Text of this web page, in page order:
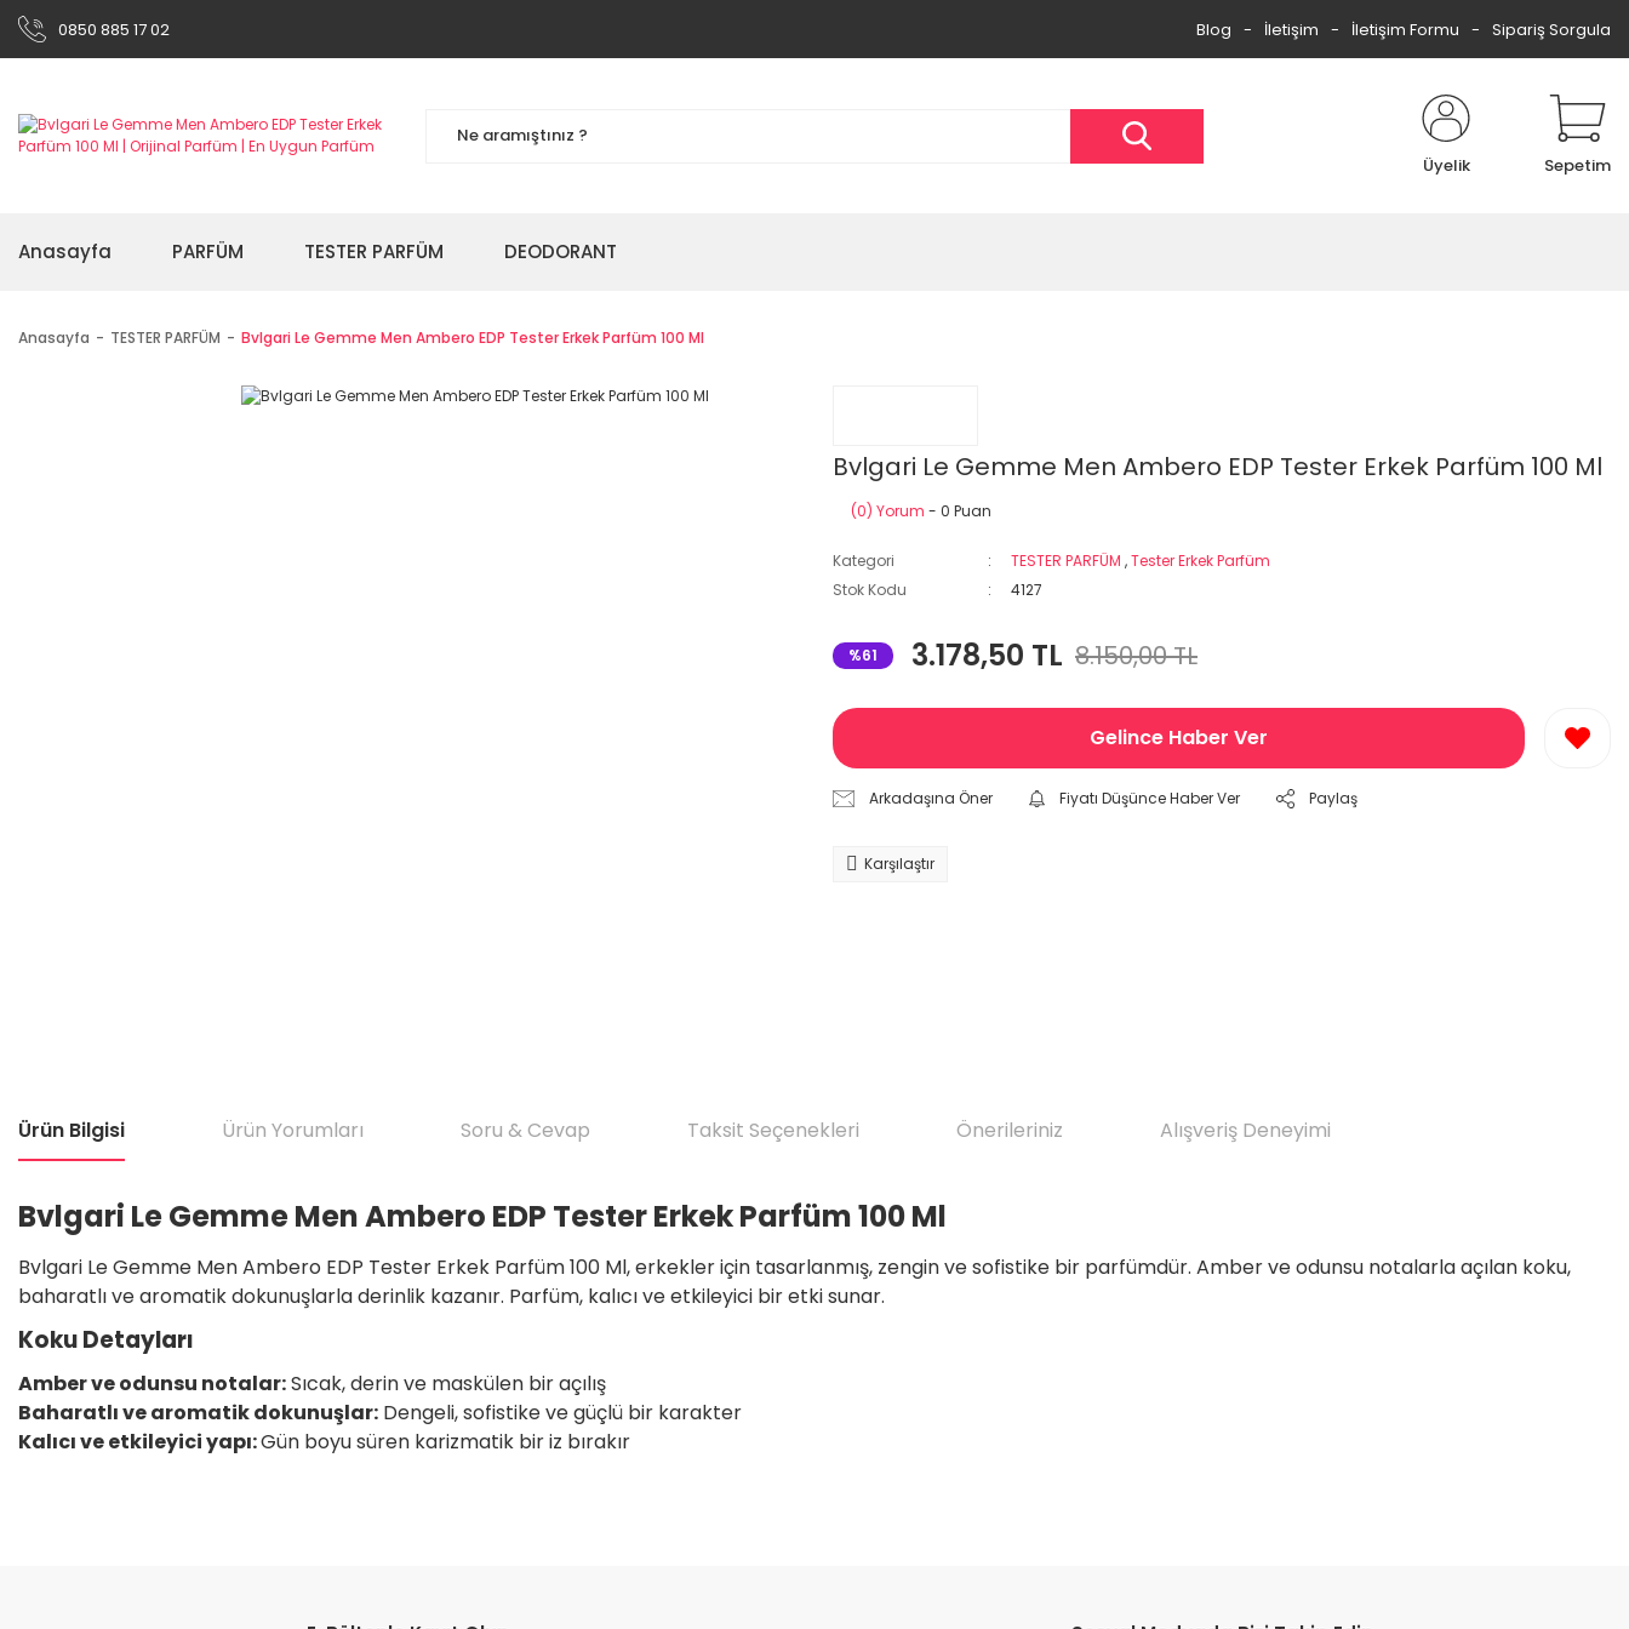
0850 885 17 02 Blog İletişim İletişim Formu Sipariş Sorgula
Üyelik Sepetim
Anasayfa PARFÜM TESTER PARFÜM DEODORANT
Anasayfa TESTER PARFÜM Bvlgari Le Gemme Men Ambero EDP Tester Erkek Parfüm 100 Ml
Bvlgari Le Gemme Men Ambero EDP Tester Erkek Parfüm 100 Ml
(0) Yorum - 0 Puan
Kategori TESTER PARFÜM ,Tester Erkek Parfüm
Stok Kodu
4127
%61 3.178,50 TL 8.150,00 TL
Gelince Haber Ver
Arkadaşına Öner Fiyatı Düşünce Haber Ver Paylaş
Karşılaştır
Ürün Bilgisi Ürün Yorumları Soru & Cevap Taksit Seçenekleri Önerileriniz Alışveriş Deneyimi
Bvlgari Le Gemme Men Ambero EDP Tester Erkek Parfüm 100 Ml
Bvlgari Le Gemme Men Ambero EDP Tester Erkek Parfüm 100 Ml, erkekler için tasarlanmış, zengin ve sofistike bir parfümdür. Amber ve odunsu notalarla açılan koku,
baharatlı ve aromatik dokunuşlarla derinlik kazanır. Parfüm, kalıcı ve etkileyici bir etki sunar.
Koku Detayları
Amber ve odunsu notalar:Sıcak, derin ve maskülen bir açılış
Baharatlı ve aromatik dokunuşlar: Dengeli, sofistike ve güçlü bir karakter
Kalıcı ve etkileyici yapı:Gün boyu süren karizmatik bir iz bırakır